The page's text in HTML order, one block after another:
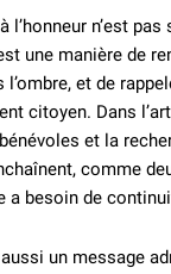
l’honneur n’est pas
une manière de
et de
citoyen. Dans
et la
comme
a besoin de
un message